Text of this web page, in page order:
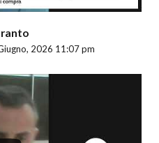
2026 11:07 pm